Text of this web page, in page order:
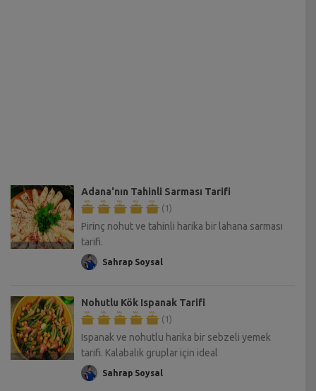
Adana'nın Tahinli Sarması Tarifi
(1)
Pirinç nohut ve tahinli harika bir lahana sarması
tarifi.
Sahrap Soysal
Nohutlu Kök Ispanak Tarifi
(1)
Ispanak ve nohutlu harika bir sebzeli yemek
tarifi. Kalabalık gruplar için ideal
Sahrap Soysal